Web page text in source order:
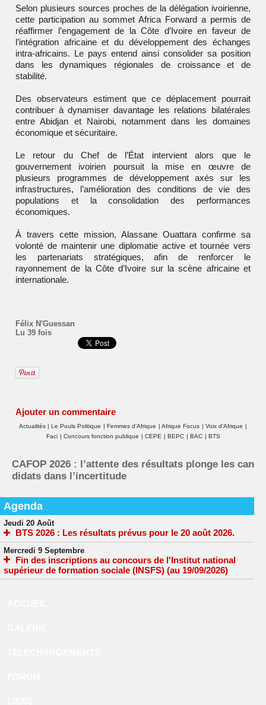
Selon plusieurs sources proches de la délégation ivoirienne,
cette participation au sommet Africa Forward a permis de
réaffirmer l’engagement de la Côte d’Ivoire en faveur de
l’intégration africaine et du développement des échanges
intra-africains. Le pays entend ainsi consolider sa position
dans les dynamiques régionales de croissance et de
stabilité.
Des observateurs estiment que ce déplacement pourrait
contribuer à dynamiser davantage les relations bilatérales
entre Abidjan et Nairobi, notamment dans les domaines
économique et sécuritaire.
Le retour du Chef de l’État intervient alors que le
gouvernement ivoirien poursuit la mise en œuvre de
plusieurs programmes de développement axés sur les
infrastructures, l’amélioration des conditions de vie des
populations et la consolidation des performances
économiques.
À travers cette mission, Alassane Ouattara confirme sa
volonté de maintenir une diplomatie active et tournée vers
les partenariats stratégiques, afin de renforcer le
rayonnement de la Côte d’Ivoire sur la scène africaine et
internationale.
Félix N'Guessan
Lu 39 fois
Ajouter un commentaire
Actualités | Le Pouls Politique | Femmes d'Afrique | Afrique Focus | Voix d'Afrique |
Faci | Concours fonction publique | CEPE | BEPC | BAC | BTS
CAFOP 2026 : l’attente des résultats plonge les can
didats dans l’incertitude
Agenda
Jeudi 20 Août
BTS 2026 : Les résultats prévus pour le 20 août 2026.
Mercredi 9 Septembre
Fin des inscriptions au concours de l'Institut national
supérieur de formation sociale (INSFS) (au 19/09/2026)